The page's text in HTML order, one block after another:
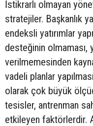
İstikrarlı olmayan
stratejiler. Başkanlık
endeksli yatırımlar
desteğinin olmaması,
verilmemesinden
vadeli planlar
olarak çok büyük
tesisler, antrenman
etkileyen faktörlerdir.